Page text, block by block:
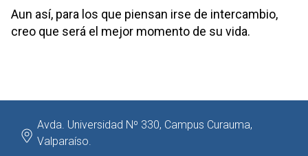
Aun así, para los que piensan irse de intercambio,
creo que será el mejor momento de su vida.
Avda. Universidad Nº 330, Campus Curauma,
Valparaíso.